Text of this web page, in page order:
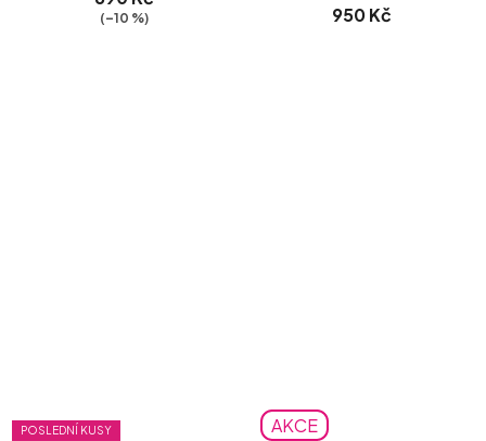
(–10 %) 950 Kč
POSLEDNÍ KUSY AKCE